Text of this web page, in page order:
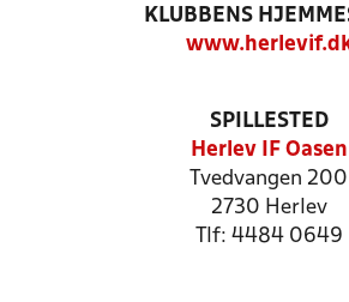
KLUBBENS
SPILLESTED
Herlev IF Oasen
Tvedvangen 200
2730 Herlev
Tlf: 4484 0649